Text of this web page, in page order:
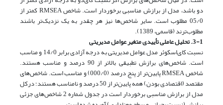
دو باشد، مدل از برازش مناسبی برخوردار است. شاخص RMSEA کمتر از
05/0 مطلوب است. سایر شاخص‌ها نیز هر چقدر به یک نزدیک‌تر باشند
مطلوب‌ترند (قاسمی، 1389).
3-1. تحلیل عاملی تأییدی متغیر عوامل مدیریتی
نسبت کای‌اسکوئر مدل عوامل مدیریتی به درجه آزادی برابر 14/0 و مناسب
است. شاخص‌های برازش تطبیقی بالاتر از 90 درصد و مناسب هستند.
شاخص RMSEA پایین‌تر از پنج درصد (000/0) و مناسب است. شاخص‌های
مقتصد (اقتصادی بودن) همه پایین‌تر از 50 درصد و نامناسب هستند؛ درکل
مدل از برازش مناسبی برخوردار است در جدول شماره 2 شاخص‌های جزئی